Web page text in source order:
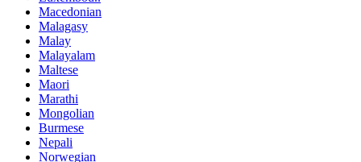
Macedonian
Malagasy
Malay
Malayalam
Maltese
Maori
Marathi
Mongolian
Burmese
Nepali
Norwegian